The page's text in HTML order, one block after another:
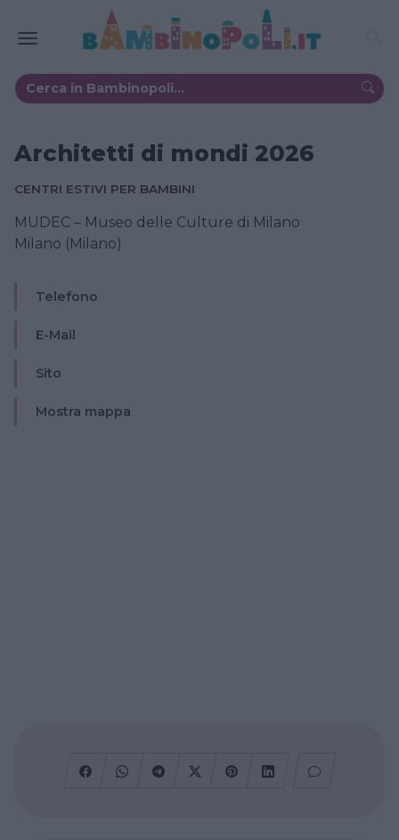
Architetti di mondi 2026
CENTRI ESTIVI PER BAMBINI
MUDEC – Museo delle Culture di Milano
Milano (Milano)
Telefono
E-Mail
Sito
Mostra mappa